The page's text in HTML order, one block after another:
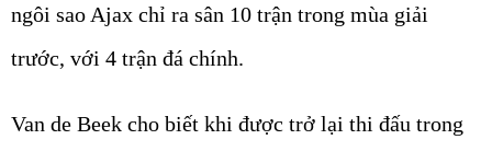
ngôi sao Ajax chỉ ra sân 10 trận trong mùa giải
trước, với 4 trận đá chính.
Van de Beek cho biết khi được trở lại thi đấu trong